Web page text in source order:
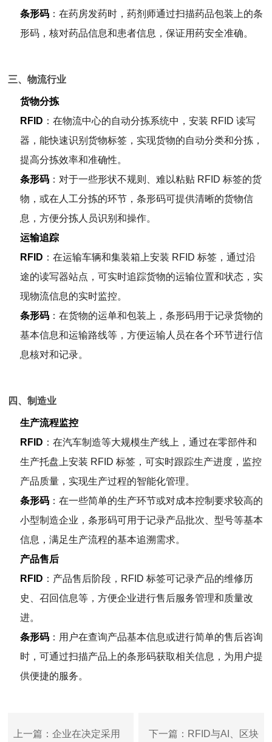
条形码 ：在药房发药时，药剂师通过扫描药品包装上的条
形码，核对药品信息和患者信息，保证用药安全准确。
三、物流行业
货物分拣
RFID ：在物流中心的自动分拣系统中，安装 RFID 读写
器，能快速识别货物标签，实现货物的自动分类和分拣，
提高分拣效率和准确性。
条形码 ：对于一些形状不规则、难以粘贴 RFID 标签的货
物，或在人工分拣的环节，条形码可提供清晰的货物信
息，方便分拣人员识别和操作。
运输追踪
RFID ：在运输车辆和集装箱上安装 RFID 标签，通过沿
途的读写器站点，可实时追踪货物的运输位置和状态，实
现物流信息的实时监控。
条形码 ：在货物的运单和包装上，条形码用于记录货物的
基本信息和运输路线等，方便运输人员在各个环节进行信
息核对和记录。
四、制造业
生产流程监控
RFID ：在汽车制造等大规模生产线上，通过在零部件和
生产托盘上安装 RFID 标签，可实时跟踪生产进度，监控
产品质量，实现生产过程的智能化管理。
条形码 ：在一些简单的生产环节或对成本控制要求较高的
小型制造企业，条形码可用于记录产品批次、型号等基本
信息，满足生产流程的基本追溯需求。
产品售后
RFID ：产品售后阶段，RFID 标签可记录产品的维修历
史、召回信息等，方便企业进行售后服务管理和质量改
进。
条形码 ：用户在查询产品基本信息或进行简单的售后咨询
时，可通过扫描产品上的条形码获取相关信息，为用户提
供便捷的服务。
上一篇：企业在决定采用 下一篇：RFID与AI、区块